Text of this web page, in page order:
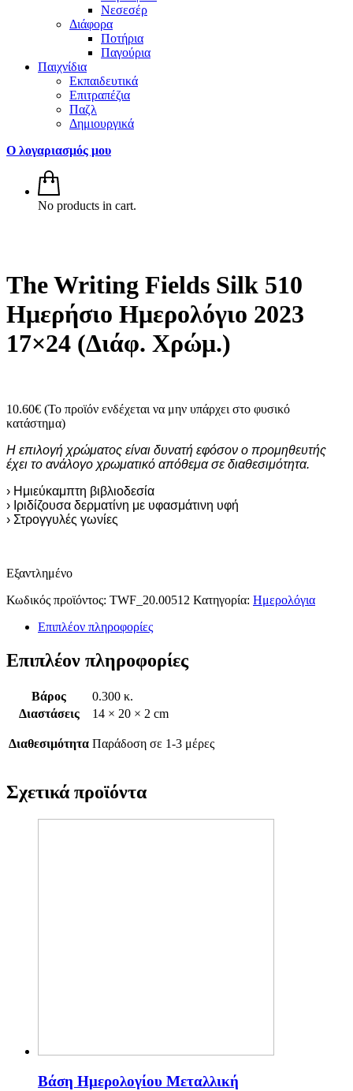
Νεσεσέρ
Διάφορα
Ποτήρια
Παγούρια
Παιχνίδια
Εκπαιδευτικά
Επιτραπέζια
Παζλ
Δημιουργικά
Ο λογαριασμός μου
No products in cart.
The Writing Fields Silk 510
Ημερήσιο Ημερολόγιο 2023
17×24 (Διάφ. Χρώμ.)
10.60€ (Το προϊόν ενδέχεται να μην υπάρχει στο φυσικό
κατάστημα)
Η επιλογή χρώματος είναι δυνατή εφόσον ο προμηθευτής
έχει το ανάλογο χρωματικό απόθεμα σε διαθεσιμότητα.
› Hμιεύκαμπτη βιβλιοδεσία
› Ιριδίζουσα δερματίνη με υφασμάτινη υφή
› Στρογγυλές γωνίες
Εξαντλημένο
Κωδικός προϊόντος: TWF_20.00512 Κατηγορία: Ημερολόγια
Επιπλέον πληροφορίες
Επιπλέον πληροφορίες
Βάρος
0.300 κ.
Διαστάσεις
14 × 20 × 2 cm
Διαθεσιμότητα Παράδοση σε 1-3 μέρες
Σχετικά προϊόντα
Βάση Ημερολογίου Μεταλλική